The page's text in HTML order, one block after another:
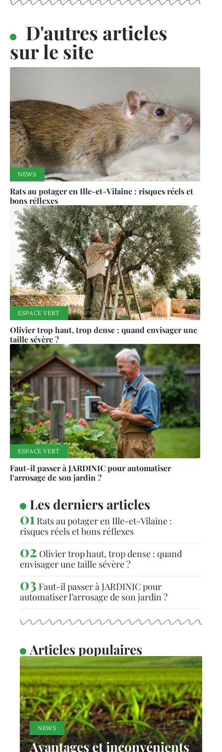
D'autres articles
sur le site
NEWS
Rats au potager en Ille-et-Vilaine : risques réels et
bons réflexes
ESPACE VERT
Olivier trop haut, trop dense : quand envisager une
taille sévère ?
ESPACE VERT
Faut-il passer à JARDINIC pour automatiser
l’arrosage de son jardin ?
Les derniers articles
Rats au potager en Ille-et-Vilaine :
risques réels et bons réflexes
Olivier trop haut, trop dense : quand
envisager une taille sévère ?
Faut-il passer à JARDINIC pour
automatiser l’arrosage de son jardin ?
Articles populaires
NEWS
Avantages et inconvénients